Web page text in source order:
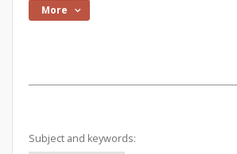
More
Subject and keywords: